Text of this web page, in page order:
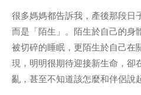
很多媽媽都告訴我，產後那段日
而是「陌生」。陌生於自己的身
被切碎的睡眠，更陌生於自己在
現，明明很期待迎接新生命，卻
亂，甚至不知道該怎麼和伴侶說